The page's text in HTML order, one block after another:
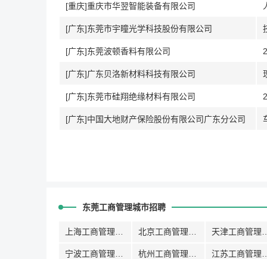
[重庆]重庆市华翌智能装备有限公司
[广东]东莞市宇瞳光学科技股份有限公司
[广东]东莞波顿香料有限公司
[广东]广东贝洛新材料科技有限公司
[广东]东莞市硅翔绝缘材料有限公司
[广东]中国大地财产保险股份有限公司广东分公司
东莞工商管理城市招聘